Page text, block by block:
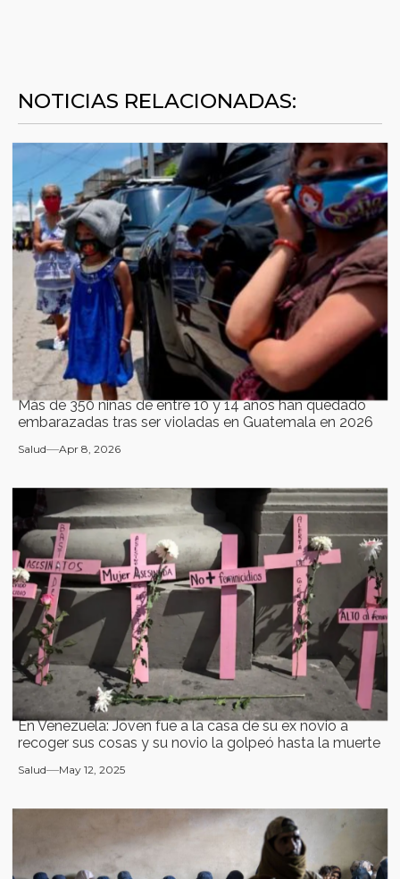
NOTICIAS RELACIONADAS:
Más de 350 niñas de entre 10 y 14 años han quedado
embarazadas tras ser violadas en Guatemala en 2026
Salud Apr 8, 2026
⁠En Venezuela: Joven fue a la casa de su ex novio a
recoger sus cosas y su novio la golpeó hasta la muerte
Salud May 12, 2025